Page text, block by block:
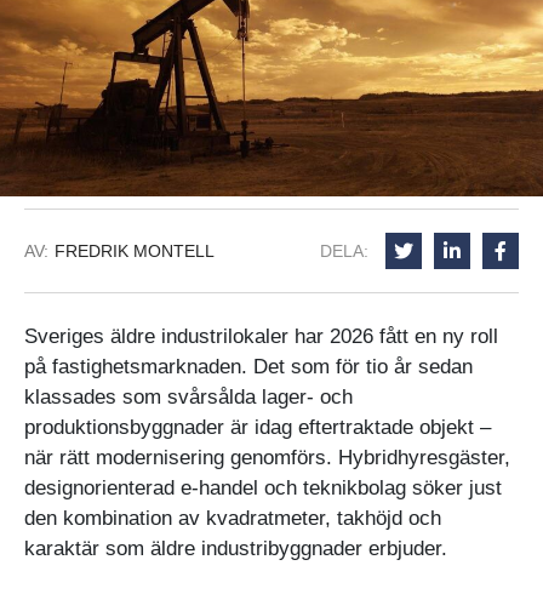
AV: FREDRIK MONTELL DELA:
Sveriges äldre industrilokaler har 2026 fått en ny roll
på fastighetsmarknaden. Det som för tio år sedan
klassades som svårsålda lager- och
produktionsbyggnader är idag eftertraktade objekt –
när rätt modernisering genomförs. Hybridhyresgäster,
designorienterad e-handel och teknikbolag söker just
den kombination av kvadratmeter, takhöjd och
karaktär som äldre industribyggnader erbjuder.